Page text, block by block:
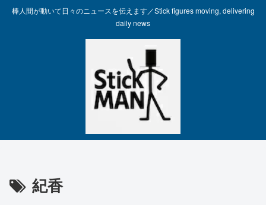
棒人間が動いて日々のニュースを伝えます／Stick figures moving, delivering
daily news
紀香